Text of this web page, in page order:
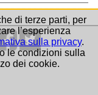
di terze parti, per
l’esperienza
sulla privacy.
le condizioni sulla
dei cookie.